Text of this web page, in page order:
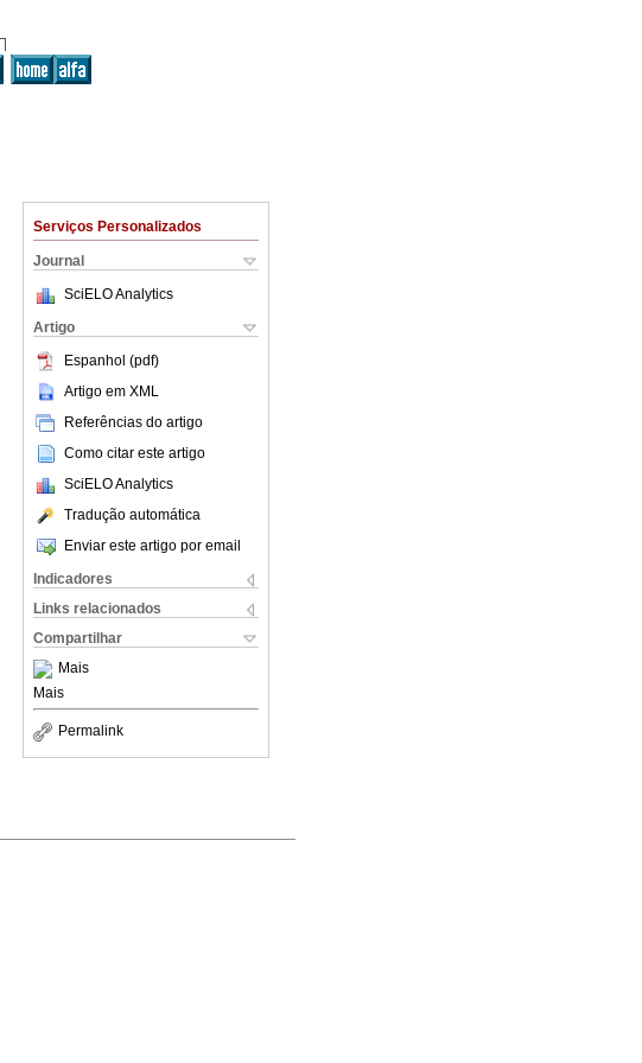
Serviços Personalizados
Journal
SciELO Analytics
Artigo
Espanhol (pdf)
Artigo em XML
Referências do artigo
Como citar este artigo
SciELO Analytics
Tradução automática
Enviar este artigo por email
Indicadores
Links relacionados
Compartilhar
Mais
Mais
Permalink